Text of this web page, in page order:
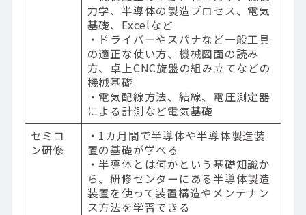
力学、半導体の製造プロセス、電気
基礎、Excelなど
・ドライバーやスパナなど一般工具
の適正な使い方、機械図面の読み
方、卓上CNC旋盤の組み立てなどの
機械基礎
・電気配線方法、結線、電圧測定器
による計測など電気基礎
セミコ
ン研修
・1カ月間で半導体や半導体製造装
置の基礎が学べる
・半導体とは何かという基礎知識か
ら、研修センターにある半導体製造
装置を使って装置構造やメンテナン
ス方法を学習できる